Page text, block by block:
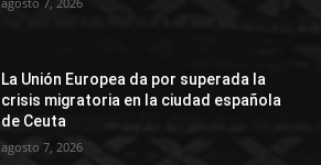
La Unión Europea da por superada la
crisis migratoria en la ciudad española
de Ceuta
agosto 7, 2026